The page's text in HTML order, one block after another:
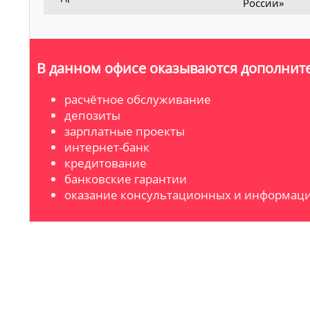
В данном офисе оказываются
расчётное обслуживание
депозиты
зарплатные проекты
интернет-банк
кредитование
банковские гарантии
оказание консультационных и